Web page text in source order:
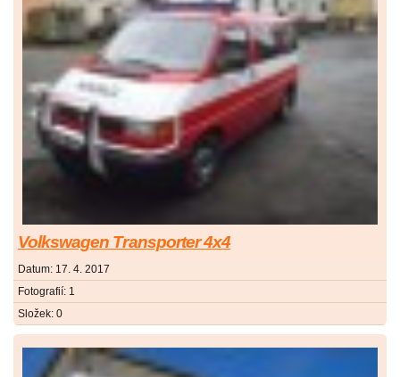
Volkswagen Transporter 4x4
Datum: 17. 4. 2017
Fotografií: 1
Složek: 0